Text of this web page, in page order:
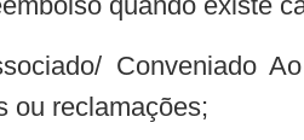
Conveniado
ou reclamações;